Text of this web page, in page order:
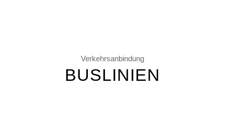
Verkehrsanbindung
BUSLINIEN